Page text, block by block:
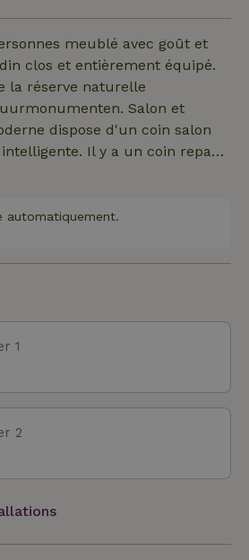
meublé avec goût et
clos et entièrement équipé.
la réserve naturelle
Salon et
dispose d'un coin salon
Il y a un coin repas
pour 5 personnes. La
lave-vaisselle, un réfrigérateur,
Chambres et salles
il y a 2 chambres, une
de 3 lits. Toutes les chambres
à sommier simple. La salle de
de-chaussée et est équipée
à l'italienne avec douche à
lavabo. Les toilettes sont
de vie est directement
des portes coulissantes. La
sud est équipée de meubles de
(1000m2) est abrité par
clôturé.
automatiquement.
1
2